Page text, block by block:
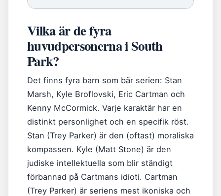
Vilka är de fyra
huvudpersonerna i South
Park?
Det finns fyra barn som bär serien: Stan
Marsh, Kyle Broflovski, Eric Cartman och
Kenny McCormick. Varje karaktär har en
distinkt personlighet och en specifik röst.
Stan (Trey Parker) är den (oftast) moraliska
kompassen. Kyle (Matt Stone) är den
judiske intellektuella som blir ständigt
förbannad på Cartmans idioti. Cartman
(Trey Parker) är seriens mest ikoniska och